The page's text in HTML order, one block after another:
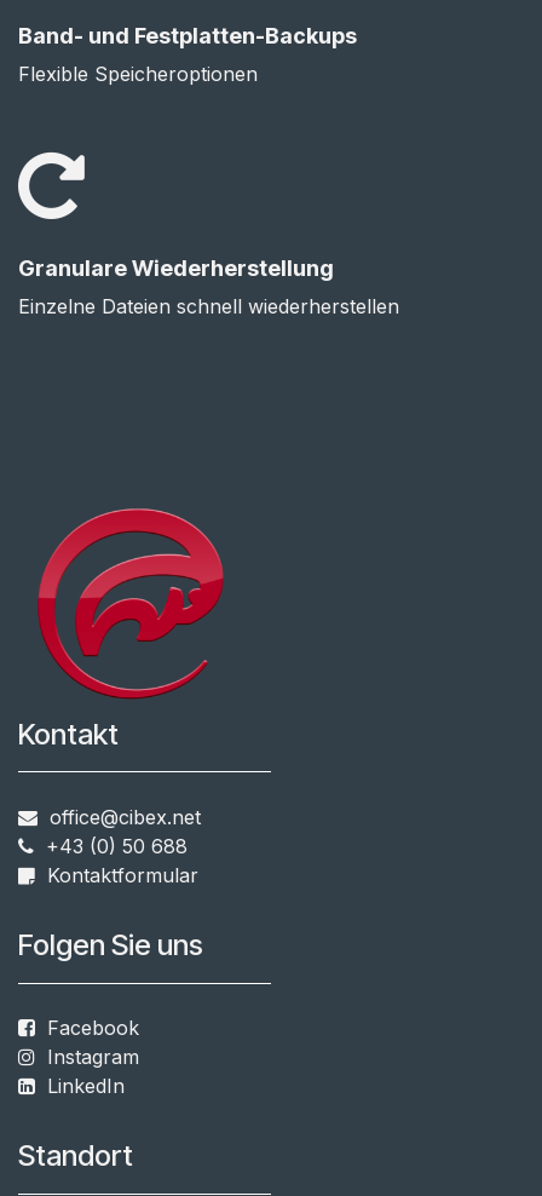
Band- und Festplatten-Backups
Flexible Speicheroptionen
Granulare Wiederherstellung
Einzelne Dateien schnell wiederherstellen
Kontakt
office@cibex.net
+43 (0) 50 688
Kontaktformular
Folgen Sie uns
Facebook
Instagram
LinkedIn
Standort